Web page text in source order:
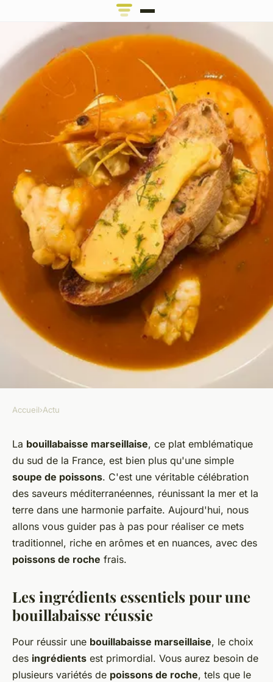
Comment préparer une
bouillabaisse marseillaise avec
des poissons de roche frais?
Olivia •30 mai 2024• 5 min de lecture
Accueil›Actu
La bouillabaisse marseillaise, ce plat emblématique
du sud de la France, est bien plus qu'une simple
soupe de poissons. C'est une véritable célébration
des saveurs méditerranéennes, réunissant la mer et la
terre dans une harmonie parfaite. Aujourd'hui, nous
allons vous guider pas à pas pour réaliser ce mets
traditionnel, riche en arômes et en nuances, avec des
poissons de roche frais.
Les ingrédients essentiels pour une
bouillabaisse réussie
Pour réussir une bouillabaisse marseillaise, le choix
des ingrédients est primordial. Vous aurez besoin de
plusieurs variétés de poissons de roche, tels que le